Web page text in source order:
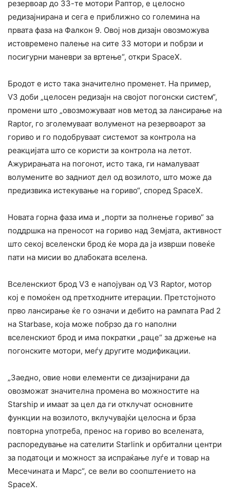
резервоар до 33-те мотори Раптор, е целосно
редизајнирана и сега е приближно со големина на
првата фаза на Фалкон 9. Овој нов дизајн овозможува
истовремено палење на сите 33 мотори и побрзи и
посигурни маневри за вртење“, откри SpaceX.
Бродот е исто така значително променет. На пример,
V3 доби „целосен редизајн на својот погонски систем“,
промени што „овозможуваат нов метод за лансирање на
Raptor, го зголемуваат волуменот на резервоарот за
гориво и го подобруваат системот за контрола на
реакцијата што се користи за контрола на летот.
Ажурирањата на погонот, исто така, ги намалуваат
волумените во задниот дел од возилото, што може да
предизвика истекување на гориво“, според SpaceX.
Новата горна фаза има и „порти за полнење гориво“ за
поддршка на преносот на гориво над Земјата, активност
што секој вселенски брод ќе мора да ја изврши повеќе
пати на мисии во длабоката вселена.
Вселенскиот брод V3 е напојуван од V3 Raptor, мотор
кој е помоќен од претходните итерации. Претстојното
прво лансирање ќе го означи и дебито на рампата Pad 2
на Starbase, која може побрзо да го наполни
вселенскиот брод и има пократки „раце“ за држење на
погонските мотори, меѓу другите модификации.
„Заедно, овие нови елементи се дизајнирани да
овозможат значителна промена во можностите на
Starship и имаат за цел да ги отклучат основните
функции на возилото, вклучувајќи целосна и брза
повторна употреба, пренос на гориво во вселената,
распоредување на сателити Starlink и орбитални центри
за податоци и можност за испраќање луѓе и товар на
Месечината и Марс“, се вели во соопштението на
SpaceX.